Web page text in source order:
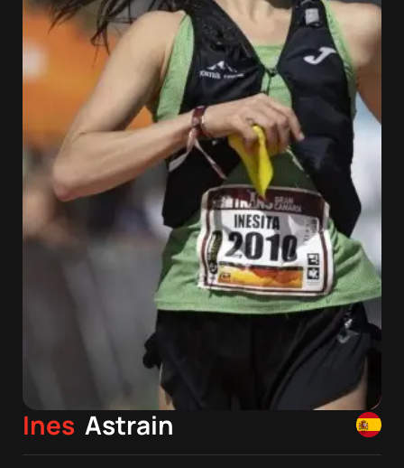
Ines Astrain
nosotros
Contacta
Atletas
DocuSeries